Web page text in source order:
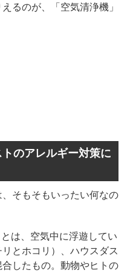
るのが、「空気清浄機」
のアレルギー対策に
そもそもいったい何なの
は、空気中に浮遊してい
とホコリ）、ハウスダス
したもの。動物やヒトの